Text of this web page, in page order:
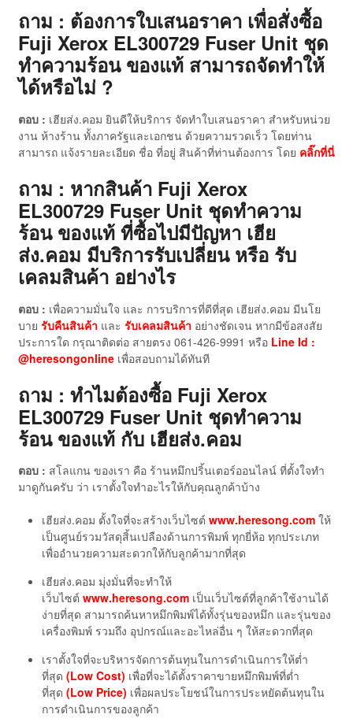
ถาม : ต้องการใบเสนอราคา เพื่อสั่งซื้อ
Fuji Xerox EL300729 Fuser Unit ชุด
ทำความร้อน ของแท้ สามารถจัดทำให้
ได้หรือไม่ ?
ตอบ : เฮียส่ง.คอม ยินดีให้บริการ จัดทำใบเสนอราคา สำหรับหน่วย
งาน ห้างร้าน ทั้งภาครัฐและเอกชน ด้วยความรวดเร็ว โดยท่าน
สามารถ แจ้งรายละเอียด ชื่อ ที่อยู่ สินค้าที่ท่านต้องการ โดย คลิ๊กที่นี่
ถาม : หากสินค้า Fuji Xerox
EL300729 Fuser Unit ชุดทำความ
ร้อน ของแท้ ที่ซื้อไปมีปัญหา เฮีย
ส่ง.คอม มีบริการรับเปลี่ยน หรือ รับ
เคลมสินค้า อย่างไร
ตอบ : เพื่อความมั่นใจ และ การบริการที่ดีที่สุด เฮียส่ง.คอม มีนโย
บาย รับคืนสินค้า และ รับเคลมสินค้า อย่างชัดเจน หากมีข้อสงสัย
ประการใด กรุณาติดต่อ สายตรง 061-426-9991 หรือ Line Id :
@heresongonlineเพื่อสอบถามได้ทันที
ถาม : ทำไมต้องซื้อ Fuji Xerox
EL300729 Fuser Unit ชุดทำความ
ร้อน ของแท้ กับ เฮียส่ง.คอม
ตอบ : สโลแกน ของเรา คือ ร้านหมึกปริ้นเตอร์ออนไลน์ ที่ตั้งใจทำ
มาดูกันครับ ว่า เราตั้งใจทำอะไรให้กับคุณลูกค้าบ้าง
เฮียส่ง.คอม ตั้งใจที่จะสร้างเว็บไซต์ www.heresong.comให้
เป็นศูนย์รวมวัสดุสิ้นเปลืองด้านการพิมพ์ ทุกยี่ห้อ ทุกประเภท
เพื่ออำนวยความสะดวกให้กับลูกค้ามากที่สุด
เฮียส่ง.คอม มุ่งมั่นที่จะทำให้
เว็บไซต์ www.heresong.comเป็นเว็บไซต์ที่ลูกค้าใช้งานได้
ง่ายที่สุด สามารถค้นหาหมึกพิมพ์ได้ทั้งรุ่นของหมึก และรุ่นของ
เครื่องพิมพ์ รวมถึง อุปกรณ์และอะไหล่อื่น ๆ ให้สะดวกที่สุด
เราตั้งใจที่จะบริหารจัดการต้นทุนในการดำเนินการให้ต่ำ
ที่สุด (Low Cost) เพื่อที่จะได้ตั้งราคาขายหมึกพิมพ์ที่ต่ำ
ที่สุด (Low Price) เพื่อผลประโยชน์ในการประหยัดต้นทุนใน
การดำเนินการของลูกค้า